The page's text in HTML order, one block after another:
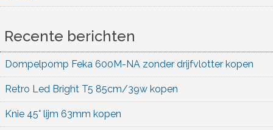
Recente berichten
Dompelpomp Feka 600M-NA zonder drijfvlotter kopen
Retro Led Bright T5 85cm/39w kopen
Knie 45° lijm 63mm kopen